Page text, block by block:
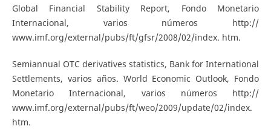
Global Financial Stability Report, Fondo Monetario
Internacional, varios números http://
www.imf.org/external/pubs/ft/gfsr/2008/02/index. htm.
Semiannual OTC derivatives statistics, Bank for International
Settlements, varios años. World Economic Outlook, Fondo
Monetario Internacional, varios números http://
www.imf.org/external/pubs/ft/weo/2009/update/02/index.
htm.